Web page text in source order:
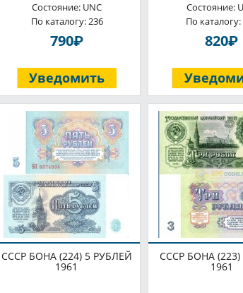
Состояние: UNC
По каталогу: 236
790P
Уведомить
Состояние:
По каталогу:
820P
СССР БОНА (224) 5 РУБЛЕЙ
1961
СССР БОНА
1961